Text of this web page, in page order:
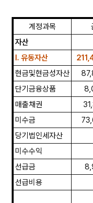
계정과목
자산
I. 유동자산
현금및현금성자산
단기금융상품
매출채권
미수금
당기법인세자산
미수수익
선급금
선급비용